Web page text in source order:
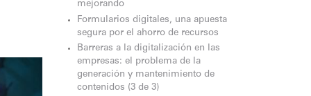
mejorando
Formularios digitales, una apuesta
segura por el ahorro de recursos
Barreras a la digitalización en las
empresas: el problema de la
generación y mantenimiento de
contenidos (3 de 3)